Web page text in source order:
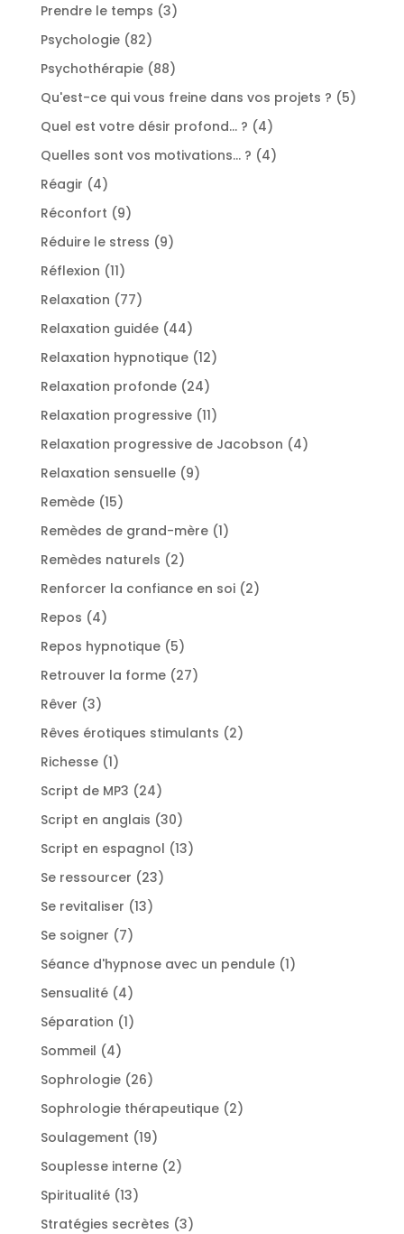
Prendre le temps 33
Psychologie 8282
produits
Psychothérapie 8888
produits
Qu'est-ce qui vous freine dans vos projets ? 55
Quel est votre désir profond... ? 44
produits
Quelles sont vos motivations... ? 44
Réagir 44
produits
Réconfort 99
produits
Réduire le stress 99
Réflexion 1111
produits
Relaxation 7777
produits
Relaxation guidée 4444
produits
Relaxation hypnotique 1212
Relaxation profonde 2424
produits
Relaxation progressive 1111
produits
Relaxation progressive de Jacobson 44
Relaxation sensuelle 99
Remède 1515
produits
Remèdes de grand-mère 11
Remèdes naturels 22
Renforcer la confiance en soi 22
Repos 44
produits
Repos hypnotique 55
produits
Retrouver la forme 2727
Rêver 33
produits
Rêves érotiques stimulants 22
Richesse 11
produit
Script de MP3 2424
produits
Script en anglais 3030
produits
Script en espagnol 1313
Se ressourcer 2323
Se revitaliser 1313
Se soigner 77
Séance d'hypnose avec un pendule 11
Sensualité 44
produits
Séparation 11
Sommeil 44
produits
Sophrologie 2626
produits
Sophrologie thérapeutique 22
Soulagement 1919
produits
Souplesse interne 22
Spiritualité 1313
produits
Stratégies secrètes 33